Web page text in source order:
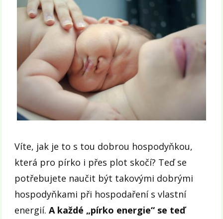
Víte, jak je to s tou dobrou hospodyňkou,
která pro pírko i přes plot skočí? Teď se
potřebujete naučit být takovými dobrými
hospodyňkami při hospodaření s vlastní
energií.A každé „pírko energie“ se teď